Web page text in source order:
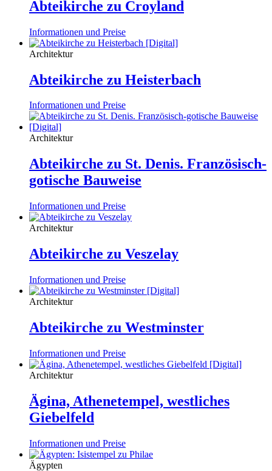
Abteikirche zu Croyland
Informationen und Preise
Architektur
Abteikirche zu Heisterbach
Informationen und Preise
Architektur
Abteikirche zu St. Denis. Französisch-
gotische Bauweise
Informationen und Preise
Architektur
Abteikirche zu Veszelay
Informationen und Preise
Architektur
Abteikirche zu Westminster
Informationen und Preise
Architektur
Ägina, Athenetempel, westliches
Giebelfeld
Informationen und Preise
Ägypten